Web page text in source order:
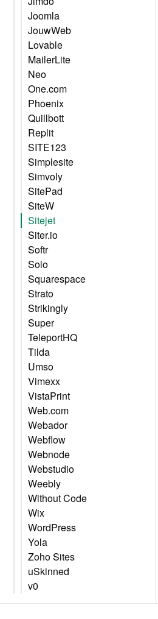
Joomla
JouwWeb
Lovable
MailerLite
Neo
One.com
Phoenix
Quillbott
Replit
SITE123
Simplesite
Simvoly
SitePad
SiteW
Sitejet
Siter.io
Softr
Solo
Squarespace
Strato
Strikingly
Super
TeleportHQ
Tilda
Umso
Vimexx
VistaPrint
Web.com
Webador
Webflow
Webnode
Webstudio
Weebly
Without Code
Wix
WordPress
Yola
Zoho Sites
uSkinned
v0